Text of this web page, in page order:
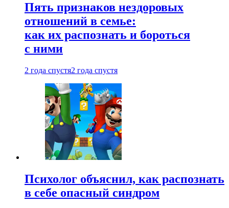
Пять признаков нездоровых
отношений в семье:
как их распознать и бороться
с ними
2 года спустя2 года спустя
Психолог объяснил, как распознать
в себе опасный синдром